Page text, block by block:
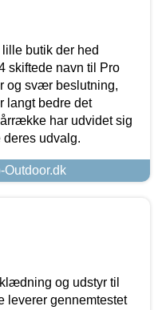
butik der hed
skiftede navn til Pro
og svær beslutning,
langt bedre det
har udvidet sig
deres udvalg.
Outdoor.dk
og udstyr til
leverer gennemtestet